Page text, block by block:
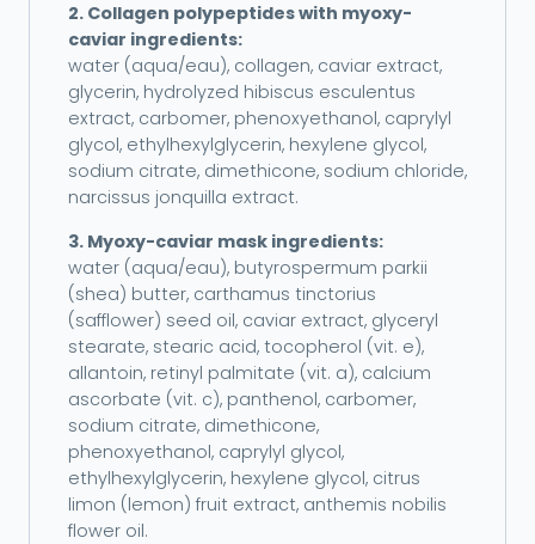
2. Collagen polypeptides with myoxy-
caviar ingredients:
water (aqua/eau), collagen, caviar extract,
glycerin, hydrolyzed hibiscus esculentus
extract, carbomer, phenoxyethanol, caprylyl
glycol, ethylhexylglycerin, hexylene glycol,
sodium citrate, dimethicone, sodium chloride,
narcissus jonquilla extract.
3. Myoxy-caviar mask ingredients:
water (aqua/eau), butyrospermum parkii
(shea) butter, carthamus tinctorius
(safflower) seed oil, caviar extract, glyceryl
stearate, stearic acid, tocopherol (vit. e),
allantoin, retinyl palmitate (vit. a), calcium
ascorbate (vit. c), panthenol, carbomer,
sodium citrate, dimethicone,
phenoxyethanol, caprylyl glycol,
ethylhexylglycerin, hexylene glycol, citrus
limon (lemon) fruit extract, anthemis nobilis
flower oil.